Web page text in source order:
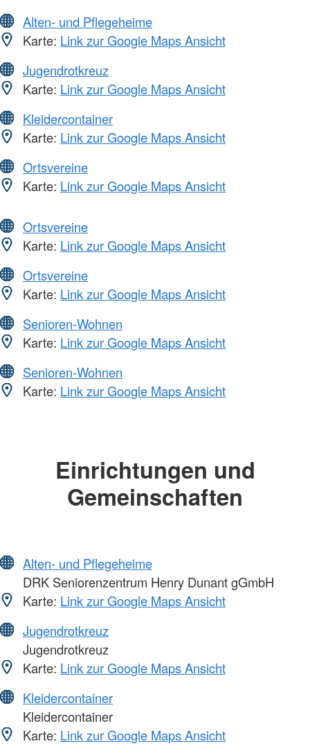
Alten- und Pflegeheime
Karte: Link zur Google Maps Ansicht
Jugendrotkreuz
Karte: Link zur Google Maps Ansicht
Kleidercontainer
Karte: Link zur Google Maps Ansicht
Ortsvereine
Karte: Link zur Google Maps Ansicht
Ortsvereine
Karte: Link zur Google Maps Ansicht
Ortsvereine
Karte: Link zur Google Maps Ansicht
Senioren-Wohnen
Karte: Link zur Google Maps Ansicht
Senioren-Wohnen
Karte: Link zur Google Maps Ansicht
Einrichtungen und
Gemeinschaften
Alten- und Pflegeheime
DRK Seniorenzentrum Henry Dunant gGmbH
Karte: Link zur Google Maps Ansicht
Jugendrotkreuz
Jugendrotkreuz
Karte: Link zur Google Maps Ansicht
Kleidercontainer
Kleidercontainer
Karte: Link zur Google Maps Ansicht